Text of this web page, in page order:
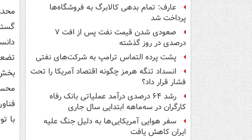
عارف: تمام بدهی کالابرگ به فروشگاه‌ها
پرداخت شد
صعودی شدن قیمت نفت پس از افت ۷
درصدی در روز گذشته
پشت پرده التماس ترامپ به شرکت‌های نفتی
انسداد تنگه هرمز چگونه اقتصاد آمریکا را تحت
فشار قرار داد؟
رشد ۶۴ درصدی درآمد عملیاتی بانک رفاه
کارگران در سه‌ماهه ابتدایی سال جاری
سفر هوایی آمریکایی‌ها به دلیل جنگ علیه
ایران کاهش یافت
با